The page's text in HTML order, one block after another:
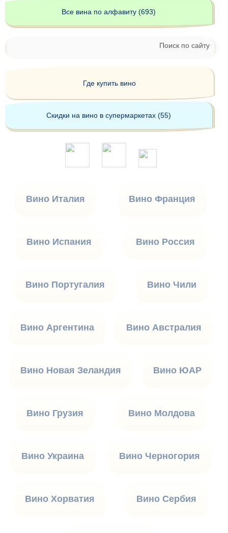
Все вина по алфавиту (693)
Поиск по сайту
Где купить вино
Скидки на вино в супермаркетах (55)
Вино Италия Вино Франция
Вино Испания Вино Россия
Вино Португалия Вино Чили
Вино Аргентина Вино Австралия
Вино Новая Зеландия Вино ЮАР
Вино Грузия Вино Молдова
Вино Украина Вино Черногория
Вино Хорватия Вино Сербия